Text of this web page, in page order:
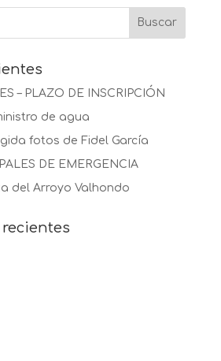
– PLAZO DE INSCRIPCIÓN
de agua
fotos de Fidel García
DE EMERGENCIA
del Arroyo Valhondo